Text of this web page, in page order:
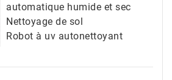
automatique humide et sec
Nettoyage de sol
Robot à uv autonettoyant